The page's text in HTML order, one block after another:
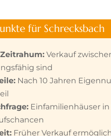
für Schrecksbach
Verkauf
sind
Nach 10 Jahren
Einfamilienhäuser
Früher Verkauf